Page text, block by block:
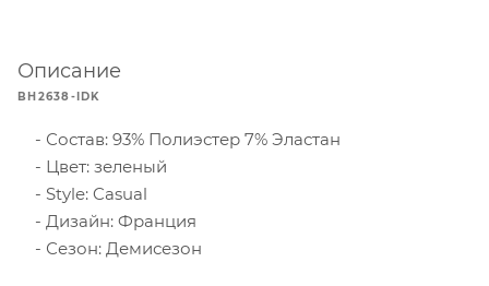
Описание
BH2638-IDK
Состав: 93% Полиэстер 7% Эластан
Цвет: зеленый
Style: Casual
Дизайн: Франция
Сезон: Демисезон